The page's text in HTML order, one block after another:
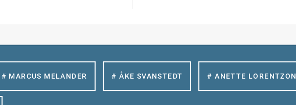
# MARCUS MELANDER # ÅKE SVANSTEDT # ANETTE LORENTZON